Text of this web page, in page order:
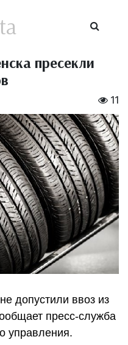
пресекли
11
допустили ввоз из
пресс-служба
управления.